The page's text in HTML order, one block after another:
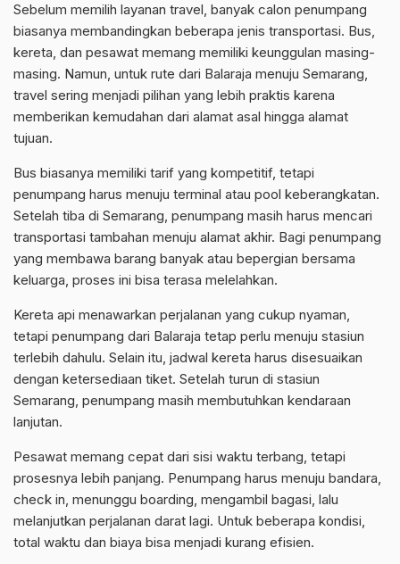
Sebelum memilih layanan travel, banyak calon penumpang
biasanya membandingkan beberapa jenis transportasi. Bus,
kereta, dan pesawat memang memiliki keunggulan masing-
masing. Namun, untuk rute dari Balaraja menuju Semarang,
travel sering menjadi pilihan yang lebih praktis karena
memberikan kemudahan dari alamat asal hingga alamat
tujuan.
Bus biasanya memiliki tarif yang kompetitif, tetapi
penumpang harus menuju terminal atau pool keberangkatan.
Setelah tiba di Semarang, penumpang masih harus mencari
transportasi tambahan menuju alamat akhir. Bagi penumpang
yang membawa barang banyak atau bepergian bersama
keluarga, proses ini bisa terasa melelahkan.
Kereta api menawarkan perjalanan yang cukup nyaman,
tetapi penumpang dari Balaraja tetap perlu menuju stasiun
terlebih dahulu. Selain itu, jadwal kereta harus disesuaikan
dengan ketersediaan tiket. Setelah turun di stasiun
Semarang, penumpang masih membutuhkan kendaraan
lanjutan.
Pesawat memang cepat dari sisi waktu terbang, tetapi
prosesnya lebih panjang. Penumpang harus menuju bandara,
check in, menunggu boarding, mengambil bagasi, lalu
melanjutkan perjalanan darat lagi. Untuk beberapa kondisi,
total waktu dan biaya bisa menjadi kurang efisien.